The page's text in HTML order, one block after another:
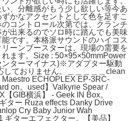
、分離感がもう少し欲しい等今あ
かなアクセントとして色を足すこ
コントロール次第では、クランチ
出来るのでソロ時に踏んでも美味
です。本格派サウンドのハイコス
リーンブースターは、現場の需要を
ます。Size : 50×95×50mmPower
ターマイナス)※アダプター駆動
しておりません。＿＿＿＿＿clean
ECHOPLEX EP-3RC-
on。used】Valkyrie Spear /
GIB横浜】 - Geek IN Box。
ター Ruza effects Danky Drive
Cry Baby Junior Wah
ターエフェクター。【美品】